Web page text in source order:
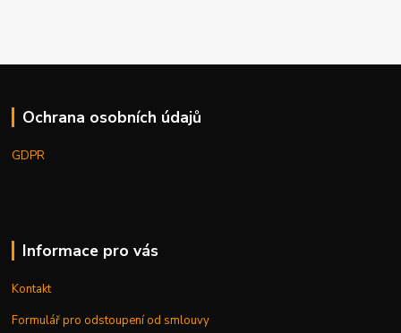
Ochrana osobních údajů
GDPR
Informace pro vás
Kontakt
Formulář pro odstoupení od smlouvy